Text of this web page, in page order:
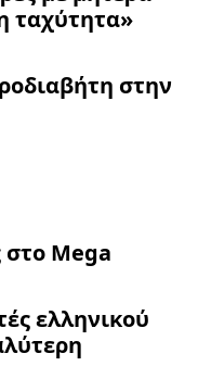
ταχύτητα»
στην
Mega
ελληνικού